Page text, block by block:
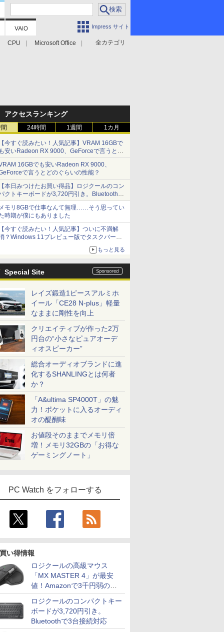
Impress サイト
全カテゴリ
CPU Microsoft Office
アクセスランキング
24時間 1週間 1カ月
今すぐ読みたい！人気記事】VRAM 16GBで
安いRadeon RX 9000、GeForceで言うとど
ぐらいの性能？ - PC Watch
16GBでも安いRadeon RX 9000、
で言うとどのぐらいの性能？
本日みつけたお買い得品】ロジクールのコン
クトキーボードが3,720円引き。Bluetoothで3
接続対応
モリ8GBで仕事なんて無理……そう思ってい
時期が僕にもありました
今すぐ読みたい！人気記事】ついに不満解
？Windows 11プレビュー版でタスクバーの
もっと見る
Special Site
レイズ鍛造1ピースアルミホ
イール「CE28 N-plus」軽量
なままに剛性を向上
クリエイティブが作った2万
円台の“小さなピュアオーデ
ィオスピーカー”
総合オーディオブランドに進
化するSHANLINGとは何者
か？
「A&ultima SP4000T」の魅
力！ポケットに入るオーディ
オの醍醐味
お値段そのままでメモリ倍
増！メモリ32GBの「お得な
ゲーミングノート」
PC Watch をフォローする
い得情報
ロジクールの高級マウス
「MX MASTER 4」が最安
値！Amazonで3千円弱の割
引
ロジクールのコンパクトキー
ボードが3,720円引き。
Bluetoothで3台接続対応